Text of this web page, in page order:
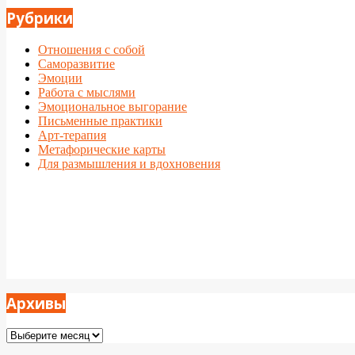
Рубрики
Отношения с собой
Саморазвитие
Эмоции
Работа с мыслями
Эмоциональное выгорание
Письменные практики
Арт-терапия
Метафорические карты
Для размышления и вдохновения
Архивы
Архивы